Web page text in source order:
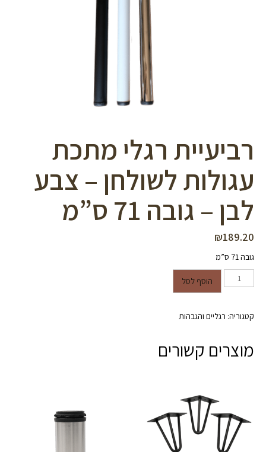
רביעיית רגלי מתכת
עגולות לשולחן – צבע
לבן – גובה 71 ס”מ
₪189.20
גובה 71 ס”מ
כמות של רביעיית רגלי מתכת עגולות
לשולחן - צבע לבן - גובה 71 ס"מ
הוסף לסל
קטגוריה: רגליים והגבהות
מוצרים קשורים